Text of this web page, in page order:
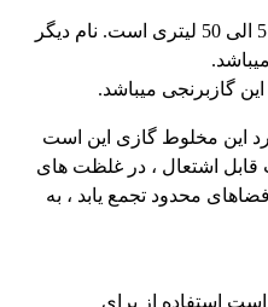
قابل شارژ و تهیه در سیلندرهای 5 الی 50 لیتری است. نام دیگر
گازبرنجی میباشد.
این مخلوط گازی این است
اشتعال ، در غلظت های
محدود تجمع یابد ، به
استفاده از برای